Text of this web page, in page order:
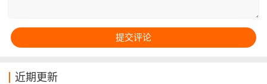
近期更新